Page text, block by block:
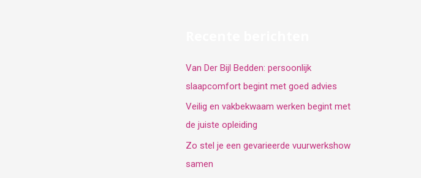
Van Der Bijl Bedden: persoonlijk
slaapcomfort begint met goed advies
Veilig en vakbekwaam werken begint met
de juiste opleiding
Zo stel je een gevarieerde vuurwerkshow
samen